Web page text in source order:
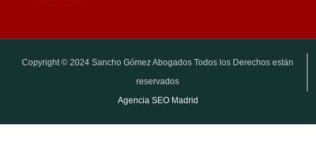
Copyright © 2024 Sancho Gómez Abogados Todos los Derechos están
reservados
Agencia SEO Madrid